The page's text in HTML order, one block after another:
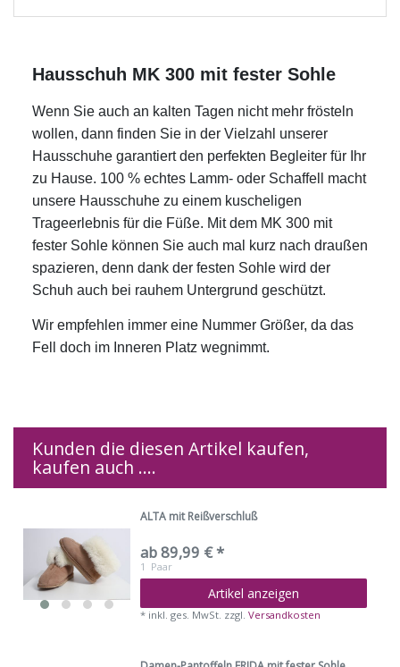
Hausschuh MK 300 mit fester Sohle
Wenn Sie auch an kalten Tagen nicht mehr frösteln
wollen, dann finden Sie in der Vielzahl unserer
Hausschuhe garantiert den perfekten Begleiter für Ihr
zu Hause. 100 % echtes Lamm- oder Schaffell macht
unsere Hausschuhe zu einem kuscheligen
Trageerlebnis für die Füße. Mit dem MK 300 mit
fester Sohle können Sie auch mal kurz nach draußen
spazieren, denn dank der festen Sohle wird der
Schuh auch bei rauhem Untergrund geschützt.
Wir empfehlen immer eine Nummer Größer, da das
Fell doch im Inneren Platz wegnimmt.
Kunden die diesen Artikel kaufen,
kaufen auch ....
ALTA mit Reißverschluß
ab 89,99 € *
1 Paar
Artikel anzeigen
* inkl. ges. MwSt. zzgl.Versandkosten